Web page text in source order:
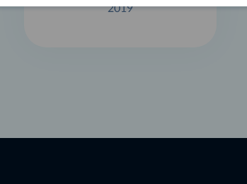
2019